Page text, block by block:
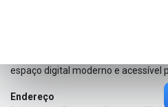
Aqui você encontrará todas as
eventos, serviços e novidades.
comunidade sempre informada e
espaço digital moderno e acessível
Endereço